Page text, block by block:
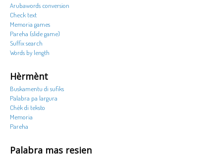
Arubawords conversion
Check text
Memoria games
Pareha (slide game)
Suffix search
Words by length
Hèrmènt
Buskamentu di sufiks
Palabra pa largura
Chèk di teksto
Memoria
Pareha
Palabra mas resien